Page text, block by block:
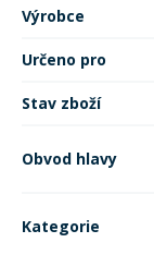
Výrobce
Určeno pro
Stav zboží
Obvod hlavy
Kategorie